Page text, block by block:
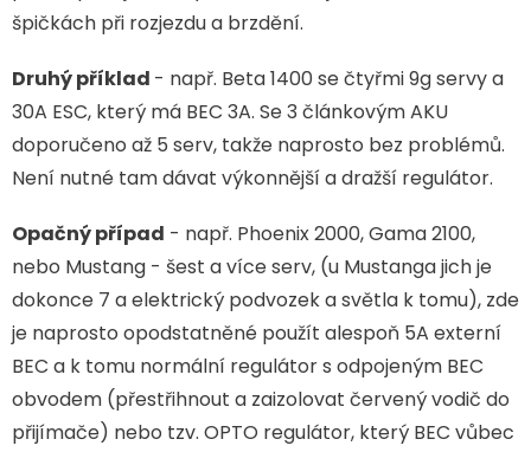
špičkách při rozjezdu a brzdění.
Druhý příklad - např. Beta 1400 se čtyřmi 9g servy a
30A ESC, který má BEC 3A. Se 3 článkovým AKU
doporučeno až 5 serv, takže naprosto bez problémů.
Není nutné tam dávat výkonnější a dražší regulátor.
Opačný případ - např. Phoenix 2000, Gama 2100,
nebo Mustang - šest a více serv, (u Mustanga jich je
dokonce 7 a elektrický podvozek a světla k tomu), zde
je naprosto opodstatněné použít alespoň 5A externí
BEC a k tomu normální regulátor s odpojeným BEC
obvodem (přestřihnout a zaizolovat červený vodič do
přijímače) nebo tzv. OPTO regulátor, který BEC vůbec